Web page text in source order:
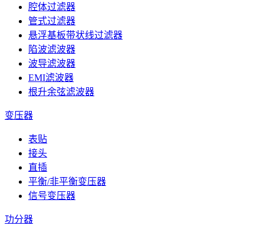
腔体过滤器
管式过滤器
悬浮基板带状线过滤器
陷波滤波器
波导滤波器
EMI滤波器
根升余弦滤波器
变压器
表贴
接头
直插
平衡/非平衡变压器
信号变压器
功分器